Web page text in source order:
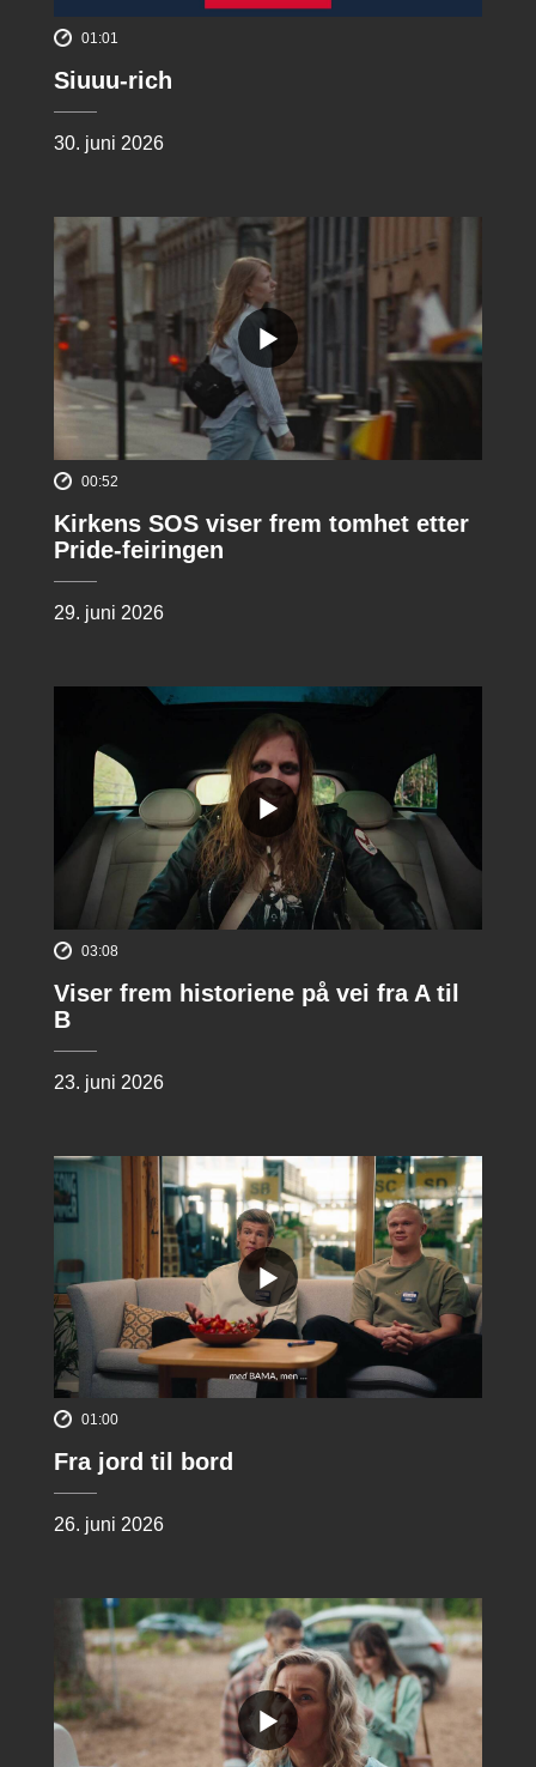
01:01
Siuuu-rich
30. juni 2026
00:52
Kirkens SOS viser frem tomhet etter
Pride-feiringen
29. juni 2026
03:08
Viser frem historiene på vei fra A til
B
23. juni 2026
01:00
Fra jord til bord
26. juni 2026